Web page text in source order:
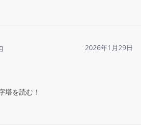
2026年1月29日
塔を読む！